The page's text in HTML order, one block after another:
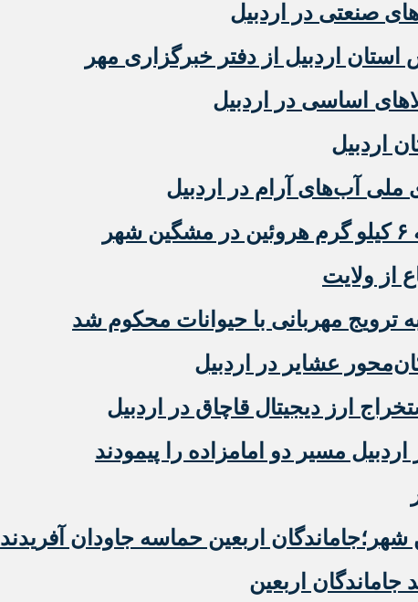
صنعتی در اردبیل
اردبیل از دفتر خبرگزاری مهر
اردبیل
ملی آب‌های آرام در اردبیل
از ولایت
مهربانی با حیوانات محکوم شد
عشایر در اردبیل
مسیر دو امامزاده را پیمودند
اربعین حماسه جاودان آفریدند
جاماندگان اربعین